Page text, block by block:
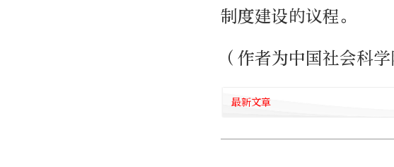
制度建设的议程。
（作者为中国社会科
最新文章